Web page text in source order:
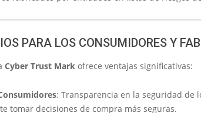
PARA LOS CONSUMIDORES Y
Cyber Trust Mark ofrece ventajas significativas:
: Transparencia en la seguridad de
tomar decisiones de compra más seguras.